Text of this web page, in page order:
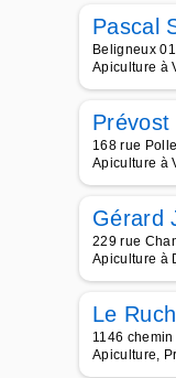
Pascal
Beligneux
Apiculture à
Prévost
168 rue
Apiculture à
Gérard
229 rue
Apiculture à
Le
1146
Apiculture,